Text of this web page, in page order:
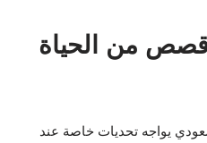
قصص من الحياة
يواجه تحديات خاصة عند